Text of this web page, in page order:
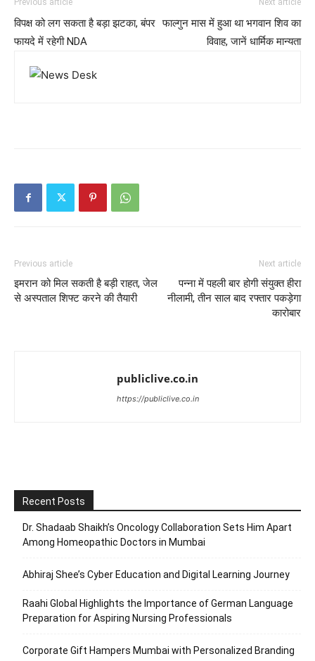
Previous article
विपक्ष को लग सकता है बड़ा झटका, बंपर
फायदे में रहेगी NDA
Next article
फाल्गुन मास में हुआ था भगवान शिव का
विवाह, जानें धार्मिक मान्यता
Previous article
इमरान को मिल सकती है बड़ी राहत, जेल
से अस्पताल शिफ्ट करने की तैयारी
Next article
पन्ना में पहली बार होगी संयुक्त हीरा
नीलामी, तीन साल बाद रफ्तार पकड़ेगा
कारोबार
publiclive.co.in
https://publiclive.co.in
Recent Posts
Dr. Shadaab Shaikh’s Oncology Collaboration Sets Him Apart
Among Homeopathic Doctors in Mumbai
Abhiraj Shee’s Cyber Education and Digital Learning Journey
Raahi Global Highlights the Importance of German Language
Preparation for Aspiring Nursing Professionals
Corporate Gift Hampers Mumbai with Personalized Branding